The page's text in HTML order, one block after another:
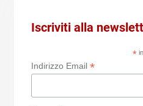
Iscriviti alla
*
Indirizzo Email*